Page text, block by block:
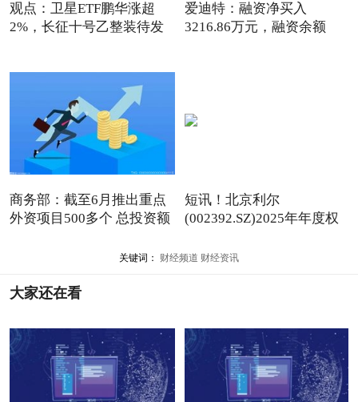
观点：卫星ETF鹏华涨超
2%，长征十号乙整装待发
爱迪特：融资净买入
3216.86万元，融资余额
商务部：截至6月推出重点
外资项目500多个 总投资额
短讯！北京利尔
(002392.SZ)2025年年度权
关键词： 财经频道 财经资讯
大家还在看